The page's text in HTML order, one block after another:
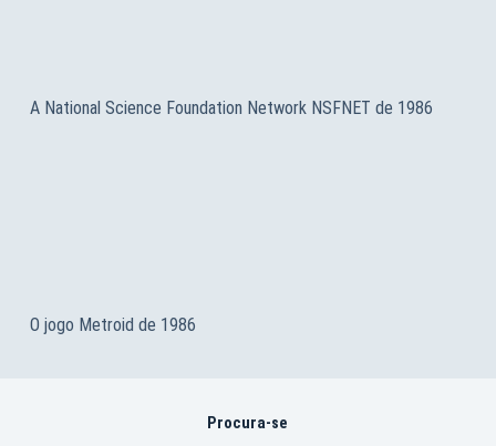
A National Science Foundation Network NSFNET de 1986
O jogo Metroid de 1986
Procura-se